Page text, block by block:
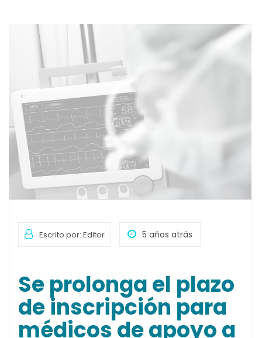
Escrito por: Editor 5 años atrás
Se prolonga el plazo
de inscripción para
médicos de apoyo a